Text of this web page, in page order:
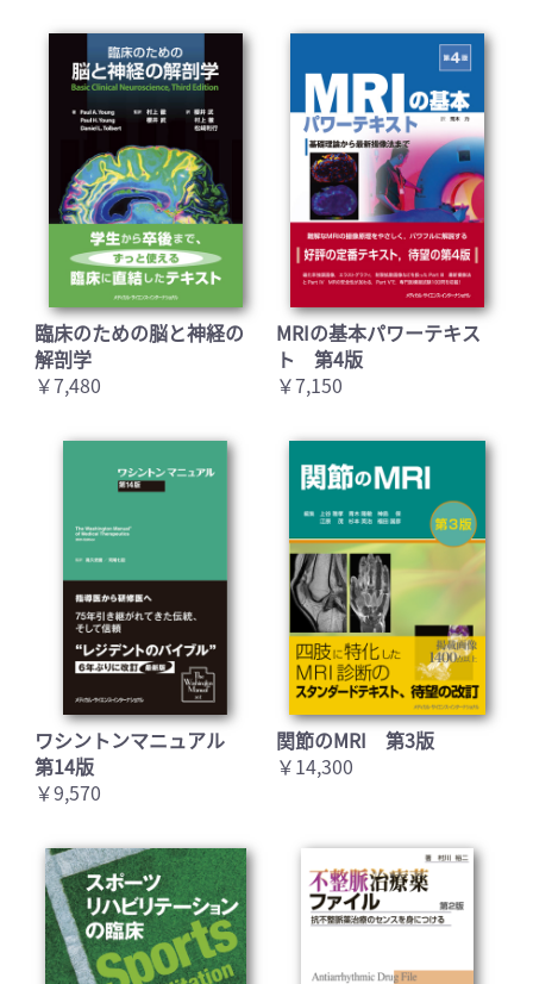
臨床のための脳と神経の
解剖学
￥7,480
MRIの基本パワーテキス
ト 第4版
￥7,150
ワシントンマニュアル
第14版
￥9,570
関節のMRI 第3版
￥14,300